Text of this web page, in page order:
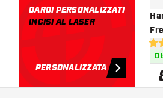
DARDI PERSONALIZZATI
INCISI AL LASER
PERSONALIZZATA
4.8